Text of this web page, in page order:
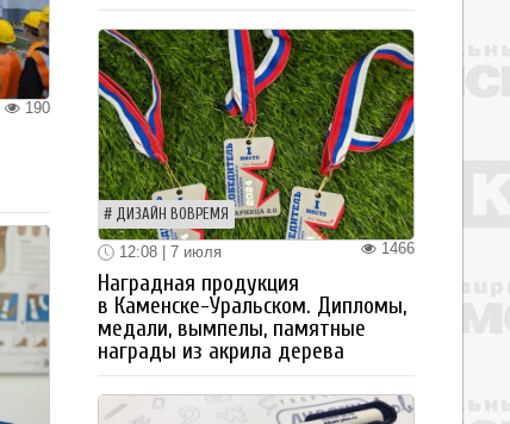
190
ДИЗАЙН ВОВРЕМЯ
1466
12:08 | 7 июля
Наградная продукция
в Каменске-Уральском. Дипломы,
медали, вымпелы, памятные
награды из акрила дерева